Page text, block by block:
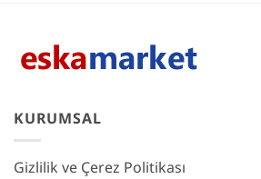
KURUMSAL
Gizlilik ve Çerez Politikası